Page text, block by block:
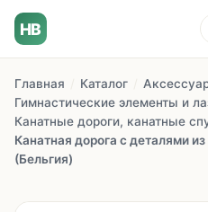
HB
Главная
Наши работы
Главная Каталог
Гимнастические элементы и
Канатные дороги, канатные
Канатная дорога с деталями
(Бельгия)